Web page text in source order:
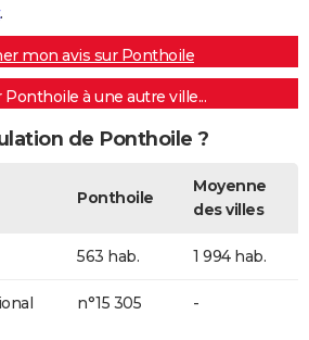
.
mon avis sur Ponthoile
à une autre ville...
de Ponthoile ?
Ponthoile
Moyenne
des villes
563 hab. 1 994 hab.
n°15 305 -